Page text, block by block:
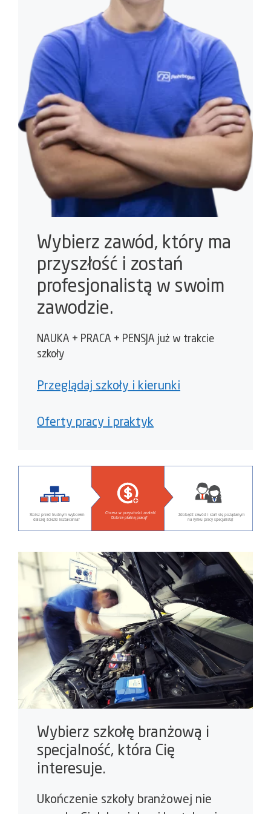
Wybierz zawód, który ma
przyszłość i zostań
profesjonalistą w swoim
zawodzie.
NAUKA + PRACA + PENSJA już w trakcie
szkoły
Przeglądaj szkoły i kierunki
Oferty pracy i praktyk
Wybierz szkołę branżową i
specjalność, która Cię
interesuje.
Ukończenie szkoły branżowej nie